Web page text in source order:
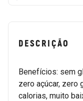
DESCRIÇÃO
Benefícios: sem
zero açúcar, zero
calorias, muito